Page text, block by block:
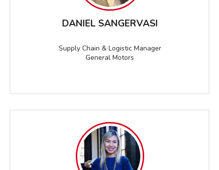
DANIEL SANGERVASI
Supply Chain & Logistic Manager
General Motors